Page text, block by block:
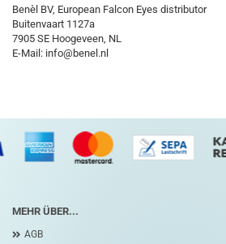
Benèl BV, European Falcon Eyes distributor
Buitenvaart 1127a
7905 SE Hoogeveen, NL
E-Mail: info@benel.nl
MEHR ÜBER...
AGB